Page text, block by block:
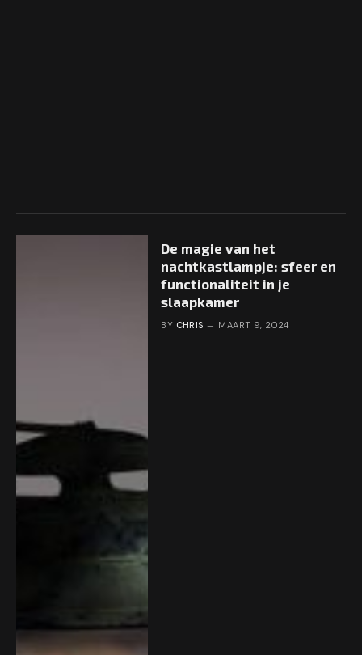
De magie van het
nachtkastlampje: sfeer en
functionaliteit in je
slaapkamer
BY CHRIS MAART 9, 2024